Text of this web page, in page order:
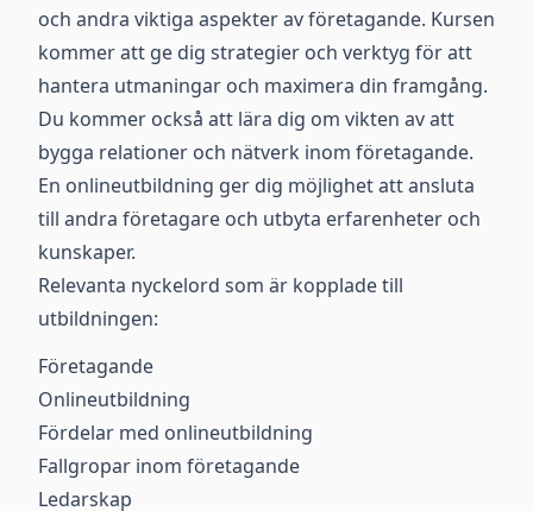
och andra viktiga aspekter av företagande. Kursen
kommer att ge dig strategier och verktyg för att
hantera utmaningar och maximera din framgång.
Du kommer också att lära dig om vikten av att
bygga relationer och nätverk inom företagande.
En onlineutbildning ger dig möjlighet att ansluta
till andra företagare och utbyta erfarenheter och
kunskaper.
Relevanta nyckelord som är kopplade till
utbildningen:
Företagande
Onlineutbildning
Fördelar med onlineutbildning
Fallgropar inom företagande
Ledarskap